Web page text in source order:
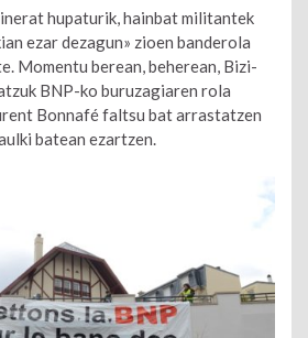
hupaturik, hainbat militantek
ezar dezagun» zioen banderola
Momentu berean, beherean, Bizi-
BNP-ko buruzagiaren rola
Bonnafé faltsu bat arrastatzen
batean ezartzen.